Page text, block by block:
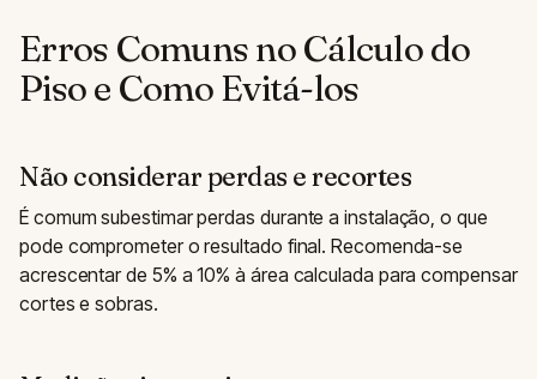
Erros Comuns no Cálculo do
Piso e Como Evitá-los
Não considerar perdas e recortes
É comum subestimar perdas durante a instalação, o que
pode comprometer o resultado final. Recomenda-se
acrescentar de 5% a 10% à área calculada para compensar
cortes e sobras.